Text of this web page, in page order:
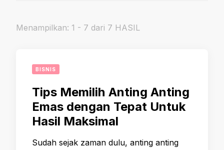
Menampilkan: 1 - 7 dari 7 HASIL
BISNIS
Tips Memilih Anting Anting
Emas dengan Tepat Untuk
Hasil Maksimal
Sudah sejak zaman dulu, anting anting